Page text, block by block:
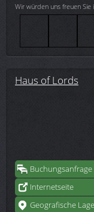
Wir würden uns freuen
Haus of Lords
Buchungsanfrage
Internetseite
Geografische Lage